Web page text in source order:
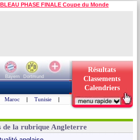
PHASE FINALE Coupe du Monde
Bayern
Dortmund
Résultats
Classements
Calendriers
Maroc | Tunisie |
de la rubrique Angleterre